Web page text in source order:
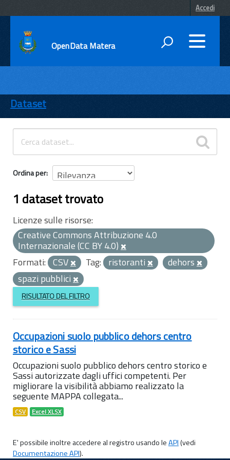
Accedi
OpenData Matera
ENTI
TEMI
INFORMAZIONI
Dataset
Ordina per
1 dataset trovato
Licenze sulle risorse:
Creative Commons Attribuzione 4.0
Internazionale (CC BY 4.0)
Formati: CSV Tag: ristoranti
dehors
spazi pubblici
RISULTATO DEL FILTRO
Occupazioni suolo pubblico dehors centro
storico e Sassi
Occupazioni suolo pubblico dehors centro storico e
Sassi autorizzate dagli uffici competenti. Per
migliorare la visibilità abbiamo realizzato la
seguente MAPPA collegata...
CSV Excel XLSX
E' possibile inoltre accedere al registro usando leAPI(vedi
Documentazione API).